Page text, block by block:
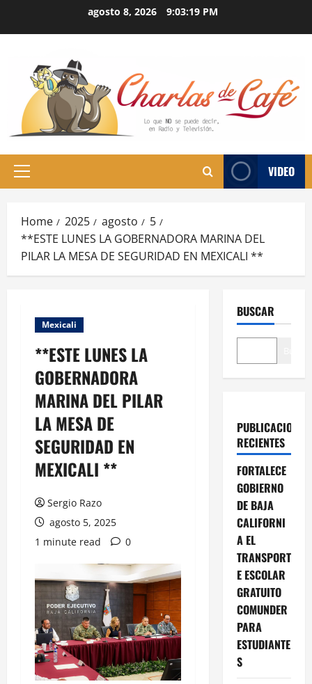
agosto 8, 2026 9:03:19 PM
Primary
VIDEO
Home 2025 agosto
5
**ESTE LUNES LA GOBERNADORA MARINA DEL
PILAR LA MESA DE SEGURIDAD EN MEXICALI **
Mexicali
**ESTE LUNES LA
GOBERNADORA
MARINA DEL PILAR
LA MESA DE
SEGURIDAD EN
MEXICALI **
Sergio Razo
agosto 5, 2025
1 minute read
0
BUSCAR
PUBLICACIONES
RECIENTES
FORTALECE
GOBIERNO
DE BAJA
CALIFORNI
A EL
TRANSPORT
E ESCOLAR
GRATUITO
COMUNDER
PARA
ESTUDIANTE
S